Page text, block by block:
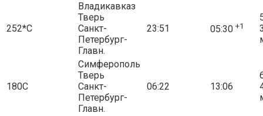
252*С
Владикавказ
Тверь
Санкт-
Петербург-
Главн.
23:51 05:30 +1
180С
Симферополь
Тверь
Санкт-
Петербург-
Главн.
06:22 13:06